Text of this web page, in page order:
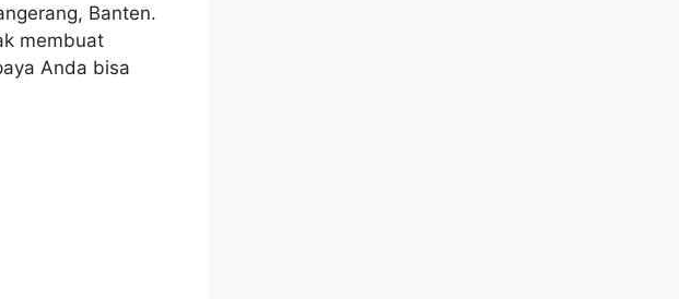
Banten.
membuat
Anda bisa